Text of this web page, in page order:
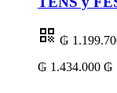
₲
₲ 1.434.000 ₲